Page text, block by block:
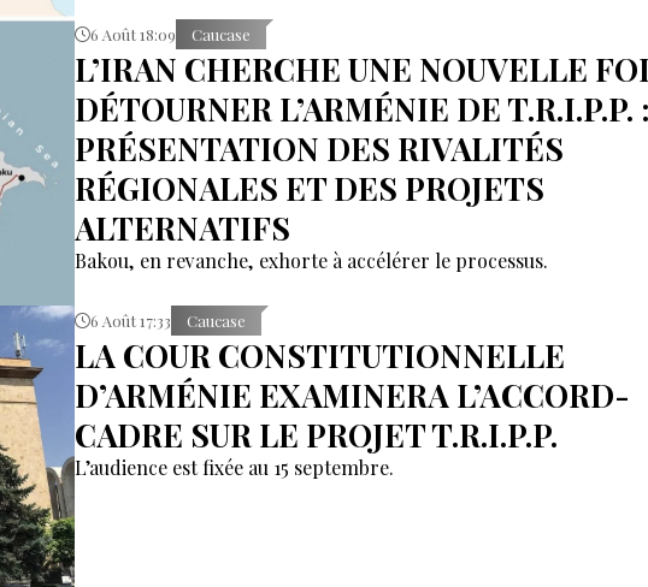
6 Août 18:09 Caucase
L’IRAN CHERCHE UNE NOUVELLE
DÉTOURNER L’ARMÉNIE DE T.R.I.P.P. :
PRÉSENTATION DES RIVALITÉS
RÉGIONALES ET DES PROJETS
ALTERNATIFS
Bakou, en revanche, exhorte à accélérer le processus.
6 Août 17:33 Caucase
LA COUR CONSTITUTIONNELLE
D’ARMÉNIE EXAMINERA L’ACCORD-
CADRE SUR LE PROJET T.R.I.P.P.
L’audience est fixée au 15 septembre.